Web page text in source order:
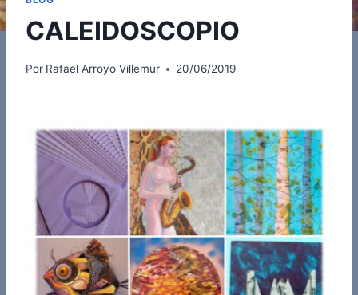
CALEIDOSCOPIO
Por Rafael Arroyo Villemur 20/06/2019